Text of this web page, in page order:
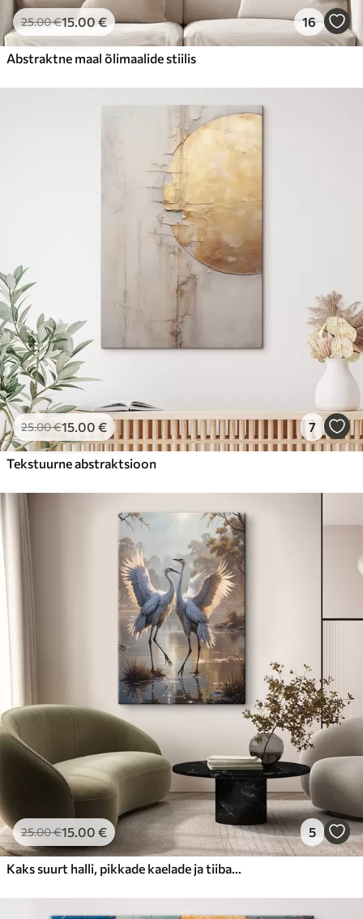
25.00€15.00€ 16
Abstraktne maal õlimaalide stiilis
25.00€15.00 € 7
Tekstuurne abstraktsioon
25.00€15.00 € 5
Kaks suurt halli, pikkade kaelade ja tiibadega kraanat, mis seisavad puudest ümbritsetud udujärves